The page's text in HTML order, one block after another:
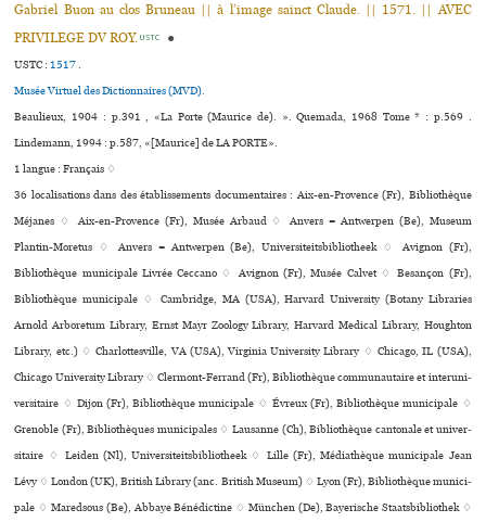
Gabriel Buon au clos Bruneau || à l’image sainct Claude. || 1571. || AVEC
PRIVILEGE DV ROY. USTC ●
USTC : 1517.
Musée Virtuel des Dictionnaires (MVD).
Beaulieux, 1904 : p.391 , «La Porte (Maurice de). ». Quemada, 1968 Tome * : p.569 .
Lindemann, 1994 : p.587, «[Maurice] de LA PORTE».
1 langue :Français ♢
36 localisations dans des établissements documentaires : Aix-en-Provence (Fr), Bibliothèque
Méjanes ♢ Aix-en-Provence (Fr), Musée Arbaud ♢ Anvers = Antwerpen (Be), Museum
Plantin-Moretus ♢ Anvers = Antwerpen (Be), Universiteitsbibliotheek ♢ Avignon (Fr),
Bibliothèque muni­ci­pale Livrée Ceccano ♢ Avignon (Fr), Musée Calvet ♢ Besançon (Fr),
Bibliothèque muni­ci­pale ♢ Cambridge, MA (USA), Harvard University (Botany Libraries
Arnold Arboretum Library, Ernst Mayr Zoology Library, Harvard Medical Library, Houghton
Library, etc.) ♢ Charlottesville, VA (USA), Virginia University Library ♢ Chicago, IL (USA),
Chicago University Library ♢ Clermont-Ferrand (Fr), Bibliothèque com­mu­nau­taire et inte­ru­ni­
ver­si­taire ♢ Dijon (Fr), Bibliothèque muni­ci­pale ♢ Évreux (Fr), Bibliothèque muni­ci­pale ♢
Grenoble (Fr), Bibliothèques muni­ci­pa­les ♢ Lausanne (Ch), Bibliothèque can­to­nale et uni­ver­
si­taire ♢ Leiden (Nl), Universiteitsbibliotheek ♢ Lille (Fr), Médiathèque muni­ci­pale Jean
Lévy ♢ London (UK), British Library (anc. British Museum) ♢ Lyon (Fr), Bibliothèque muni­ci­
pale ♢ Maredsous (Be), Abbaye Bénédictine ♢ München (De), Bayerische Staatsbibliothek ♢